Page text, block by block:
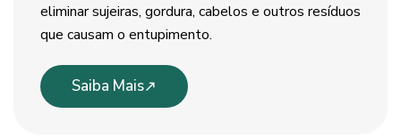
eliminar sujeiras, gordura, cabelos e outros resíduos
que causam o entupimento.
Saiba Mais